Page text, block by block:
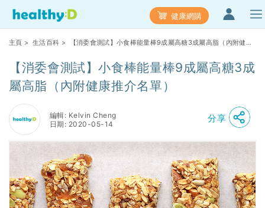
健康網購
主頁 > 生活百科 > 【消委會測試】小食棒能量棒9成屬高糖3成屬高脂（內附健康
【消委會測試】小食棒能量棒9成屬高糖3成
屬高脂（內附健康推介名單）
編輯: Kelvin Cheng
日期: 2020-05-14
分享